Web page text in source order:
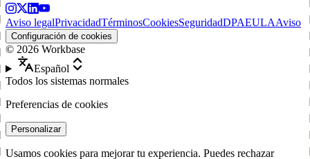
Aviso legalPrivacidadTérminosCookiesSeguridadDPAEULAAviso
Configuración de cookies
© 2026 Workbase
Español
Todos los sistemas normales
Preferencias de cookies
Personalizar
Usamos cookies para mejorar tu experiencia. Puedes rechazar